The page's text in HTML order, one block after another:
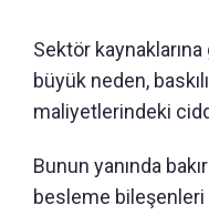
Sektör
büyük neden,
maliyetlerindeki
Bunun yanında
besleme bileşenleri